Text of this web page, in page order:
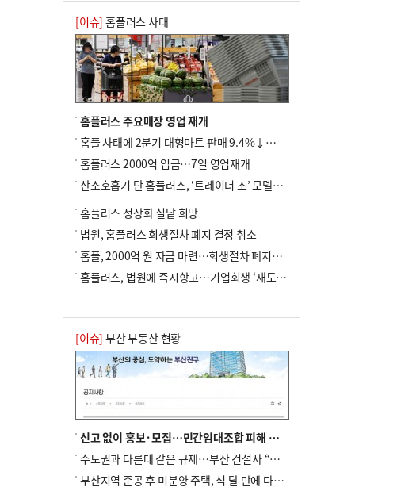
[이슈] 홈플러스 사태
홈플러스 주요매장 영업 재개
홈플 사태에 2분기 대형마트 판매 9.4%↓…백화점은 14.8%↑
홈플러스 2000억 입금…7일 영업재개
산소호흡기 단 홈플러스, ‘트레이더 조’ 모델로 살아날까
홈플러스 정상화 실낱 희망
법원, 홈플러스 회생절차 폐지 결정 취소
홈플, 2000억 원 자금 마련…회생절차 폐지에 즉시항고(종합)
홈플러스, 법원에 즉시항고…기업회생 ‘재도전’
[이슈] 부산 부동산 현황
신고 없이 홍보·모집…민간임대조합 피해 주의보
수도권과 다른데 같은 규제…부산 건설사 “쓰러지기 직전”
부산지역 준공 후 미분양 주택, 석 달 만에 다시 3000가구 넘어서